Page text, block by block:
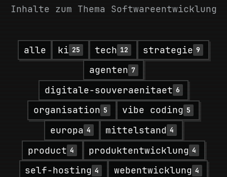
Inhalte zum Thema Softwareentwicklung
alle ki 25 tech 12 strategie 9
agenten 7
digitale-souveraenitaet 6
organisation 5 vibe coding 5
europa 4 mittelstand 4
product 4 produktentwicklung 4
self-hosting 4 webentwicklung 4